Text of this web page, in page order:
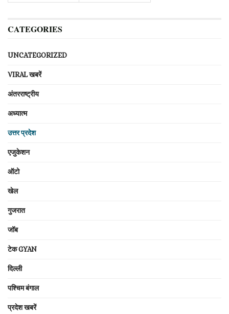
CATEGORIES
UNCATEGORIZED
VIRAL खबरें
अंतरराष्ट्रीय
अध्यात्म
उत्तर प्रदेश
एजुकेशन
ऑटो
खेल
गुजरात
जॉब
टेक GYAN
दिल्ली
पश्चिम बंगाल
प्रदेश खबरें